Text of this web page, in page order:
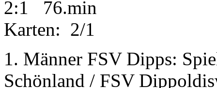
2:1 76.min
Karten: 2/1
1. Männer FSV Dipps:
Schönland / FSV